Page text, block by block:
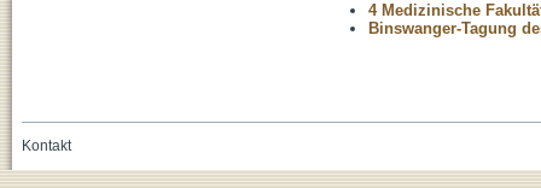
4 Medizinische
Binswanger-Tagung
Kontakt